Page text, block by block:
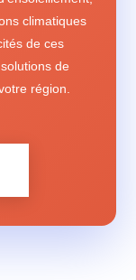
climatiques
de ces
de
région.